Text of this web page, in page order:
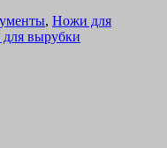
, Ножи для
вырубки